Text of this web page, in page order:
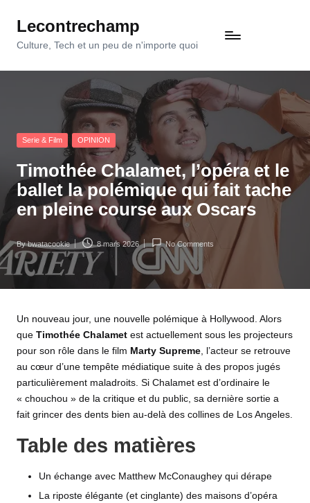
SkipLecontrechamp
Culture, Tech et un peu de n'importe quoi
Posted
Serie & Film OPINION
Timothée Chalamet, l’opéra et le
ballet la polémique qui fait tache
en pleine course aux Oscars
Posted
by
Bybwatacookie 8 mars 2026 No Comments
Un nouveau jour, une nouvelle polémique à Hollywood . Alors
que Timothée Chalamet est actuellement sous les projecteurs
pour son rôle dans le film Marty Supreme , l’acteur se retrouve
au cœur d’une tempête médiatique suite à des propos jugés
particulièrement maladroits. Si Chalamet est d’ordinaire le
« chouchou » de la critique et du public, sa dernière sortie a
fait grincer des dents bien au-delà des collines de Los Angeles.
Table des matières
Un échange avec Matthew McConaughey qui dérape
La riposte élégante (et cinglante) des maisons d’opéra